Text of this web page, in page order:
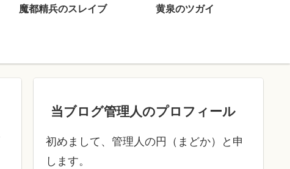
魔都精兵のスレイブ 黄泉のツガイ
当ブログ管理人のプロフィール
初めまして、管理人の円（まどか）と申
します。